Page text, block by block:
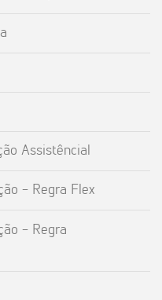
Assistêncial
- Regra Flex
- Regra